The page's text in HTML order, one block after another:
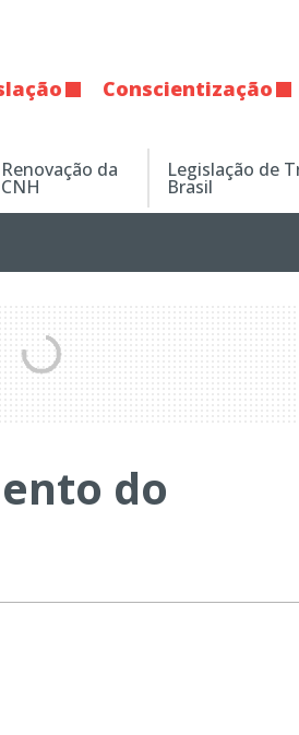
Conscientização
Renovação da
CNH
Legislação de
Brasil
do